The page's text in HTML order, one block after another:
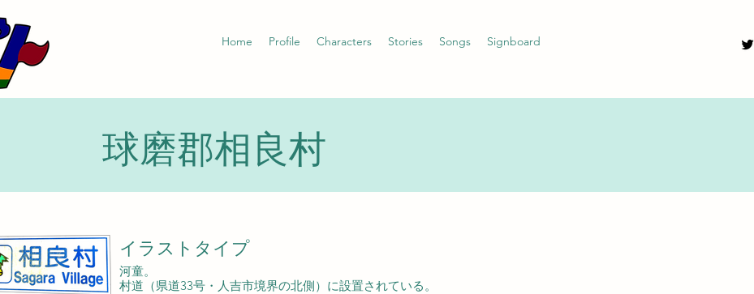
Home Profile Characters Stories Songs Signboard
球磨郡相良村
イラストタイプ
河童。
村道（県道33号・人吉市境界の北側）に設置されている。